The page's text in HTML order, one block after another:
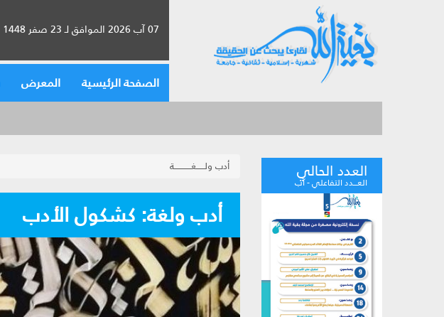
07 آب 2026 الموافق لـ 23 صفر 1448
الصفحة الرئيسية المعرض
العدد الحالي
العـــدد التفاعلي - آب
أدب ولــــــغــــــــــــة
أدب ولغة: كشكول الأدب